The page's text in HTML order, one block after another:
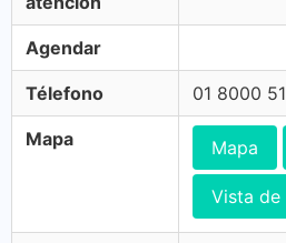
Agendar
Télefono 01 8000
Mapa Mapa
Vista de